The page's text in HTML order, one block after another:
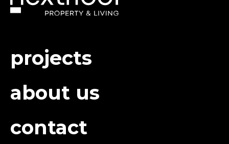
projects
about us
contact